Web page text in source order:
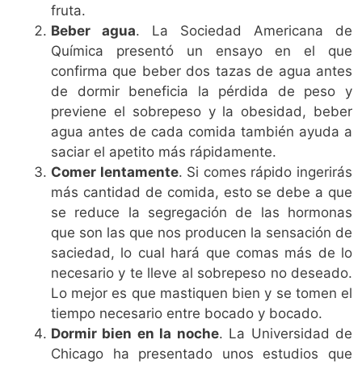
fruta.
Beber agua. La Sociedad Americana de
Química presentó un ensayo en el que
confirma que beber dos tazas de agua antes
de dormir beneficia la pérdida de peso y
previene el sobrepeso y la obesidad, beber
agua antes de cada comida también ayuda a
saciar el apetito más rápidamente.
Comer lentamente. Si comes rápido ingerirás
más cantidad de comida, esto se debe a que
se reduce la segregación de las hormonas
que son las que nos producen la sensación de
saciedad, lo cual hará que comas más de lo
necesario y te lleve al sobrepeso no deseado.
Lo mejor es que mastiquen bien y se tomen el
tiempo necesario entre bocado y bocado.
Dormir bien en la noche. La Universidad de
Chicago ha presentado unos estudios que